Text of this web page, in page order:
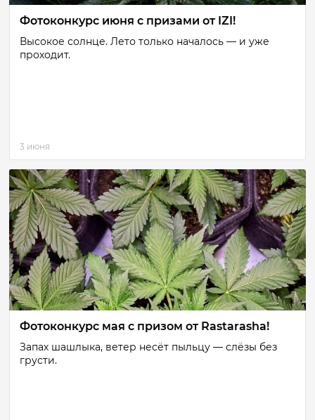
Фотоконкурс июня с призами от IZI!
Высокое солнце. Лето только началось — и уже
проходит.
3 июня
Фотоконкурс мая с призом от Rastarasha!
Запах шашлыка, ветер несёт пыльцу — слёзы без
грусти.